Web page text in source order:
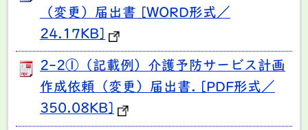
（変更）届出書 [WORD形式／
24.17KB]
2-2①（記載例）介護予防サービス計画
作成依頼（変更）届出書. [PDF形式／
350.08KB]